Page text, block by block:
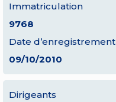
Immatriculation
9768
Date d’enregistrement
09/10/2010
Dirigeants